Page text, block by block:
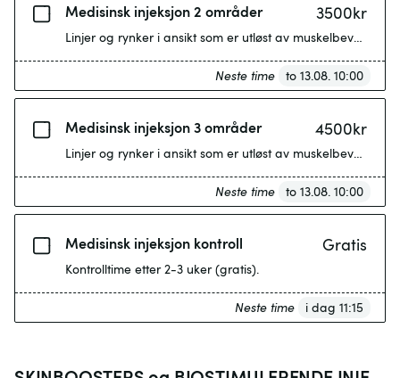
Medisinsk injeksjon 2 områder 3500kr
Linjer og rynker i ansikt som er utløst av
Neste time to 13.08. 10:00
Medisinsk injeksjon 3 områder 4500kr
Linjer og rynker i ansikt som er utløst av
Neste time to 13.08. 10:00
Medisinsk injeksjon kontroll Gratis
Kontrolltime etter 2-3 uker (gratis).
Neste time i dag 11:15